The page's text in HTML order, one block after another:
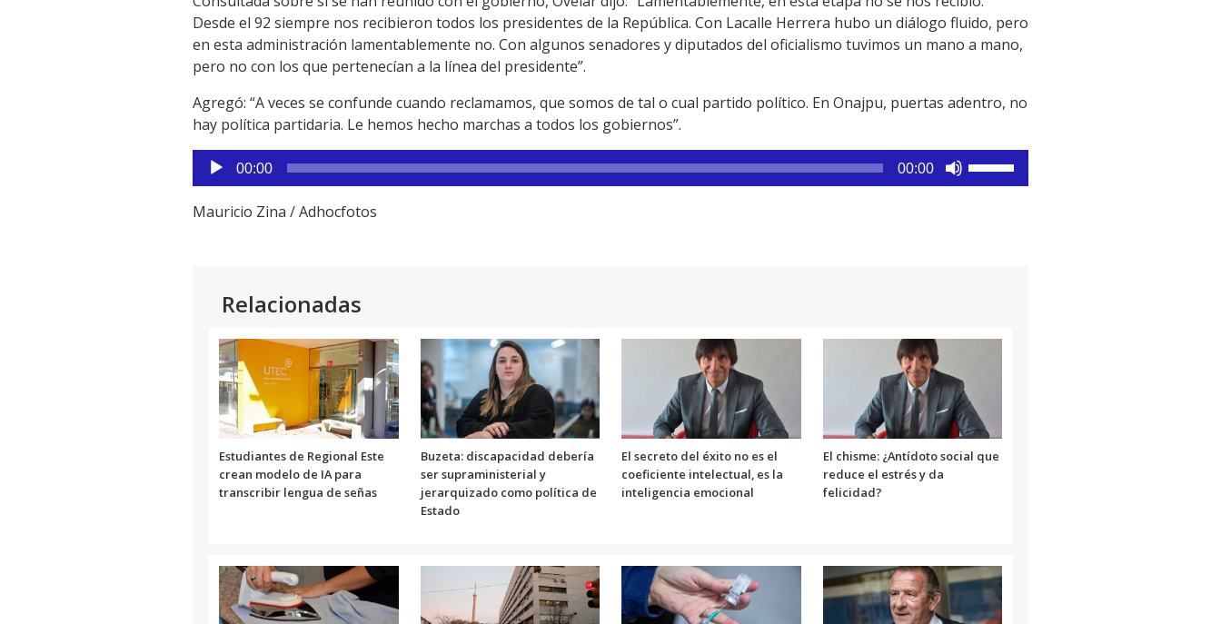
Desde el 92 siempre nos recibieron todos los presidentes de la República. Con Lacalle Herrera hubo un diálogo fluido, pero
en esta administración lamentablemente no. Con algunos senadores y diputados del oficialismo tuvimos un mano a mano,
pero no con los que pertenecían a la línea del presidente”.
Agregó: “A veces se confunde cuando reclamamos, que somos de tal o cual partido político. En Onajpu, puertas adentro, no
hay política partidaria. Le hemos hecho marchas a todos los gobiernos”.
Reproductor
de
audio
00:00 00:00
volumen.
Mauricio Zina / Adhocfotos
Relacionadas
Estudiantes de Regional Este
crean modelo de IA para
transcribir lengua de señas
Buzeta: discapacidad debería
ser supraministerial y
jerarquizado como política de
Estado
El secreto del éxito no es el
coeficiente intelectual, es la
inteligencia emocional
El chisme: ¿Antídoto social que
reduce el estrés y da
felicidad?